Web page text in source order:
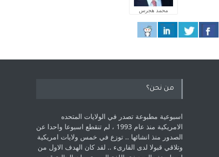
محمد هجرس
من نحن؟
اسبوعية مطبوعة تصدر في الولايات المتحده
الامريكية منذ عام 1993 ، لم ‏تنقطع اسبوعا واحدا عن
الصدور منذ انشائها .. توزع في خمس ولايات امريكية
‏وتلاقي قبولا لدى القارىء ..‏ لقد كان الهدف الاول من